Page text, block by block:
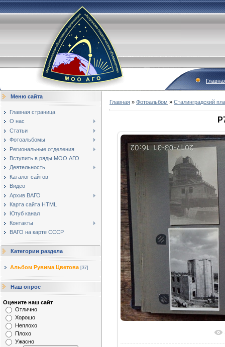
Меню сайта
Главная страница
О нас
Статьи
Фотоальбомы
Региональные отделения
Вступить в ряды МОО АГО
Деятельность
Каталог сайтов
Видео
Архив ВАГО
Карта сайта HTML
Ютуб канал
Контакты
ВАГО на карте СССР
Категории раздела
Альбом Рувима Цветова [37]
Наш опрос
Оцените наш сайт
Отлично
Хорошо
Неплохо
Плохо
Ужасно
Главная » Фотоальбом » Сталинградский
В